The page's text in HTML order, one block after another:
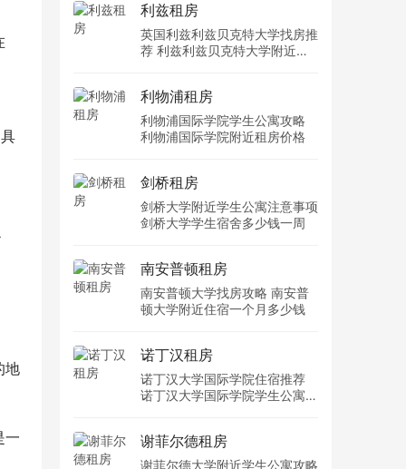
地
一
利兹租房
英国利兹利兹贝克特大学找房推
荐 利兹利兹贝克特大学附近住
利物浦租房
利物浦国际学院学生公寓攻略
利物浦国际学院附近租房价格
剑桥租房
剑桥大学附近学生公寓注意事项
剑桥大学学生宿舍多少钱一周
南安普顿租房
南安普顿大学找房攻略 南安普
顿大学附近住宿一个月多少钱
诺丁汉租房
诺丁汉大学国际学院住宿推荐
诺丁汉大学国际学院学生公寓多
谢菲尔德租房
谢菲尔德大学附近学生公寓攻略